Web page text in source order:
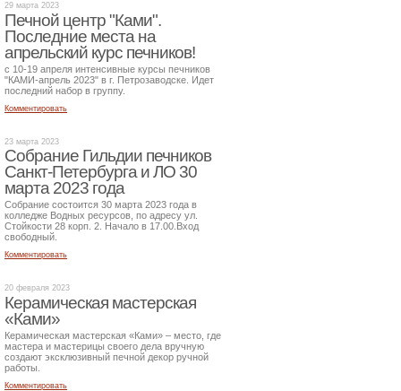
29 марта 2023
Печной центр "Ками".
Последние места на
апрельский курс печников!
с 10-19 апреля интенсивные курсы печников
"КАМИ-апрель 2023" в г. Петрозаводске. Идет
последний набор в группу.
Комментировать
23 марта 2023
Собрание Гильдии печников
Санкт-Петербурга и ЛО 30
марта 2023 года
Собрание состоится 30 марта 2023 года в
колледже Водных ресурсов, по адресу ул.
Стойкости 28 корп. 2. Начало в 17.00.Вход
свободный.
Комментировать
20 февраля 2023
Керамическая мастерская
«Ками»
Керамическая мастерская «Ками» – место, где
мастера и мастерицы своего дела вручную
создают эксклюзивный печной декор ручной
работы.
Комментировать